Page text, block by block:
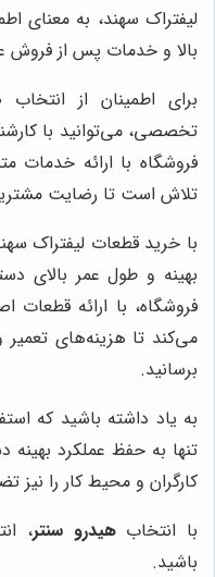
لیفتراک سهند، به معنای
بالا و خدمات پس از فروش
برای اطمینان از
تخصصی، می‌توانید با
فروشگاه با ارائه خدمات
تلاش است تا رضایت
با خرید قطعات لیفتراک
بهینه و طول عمر بالای
فروشگاه، با ارائه
می‌کند تا هزینه‌های تعمیر
برسانید.
به یاد داشته باشید که
تنها به حفظ عملکرد
کارگران و محیط کار را نیز
با انتخابهیدرو سنتر،
باشید.